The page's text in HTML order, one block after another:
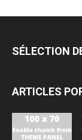
SÉLECTION
ARTICLES